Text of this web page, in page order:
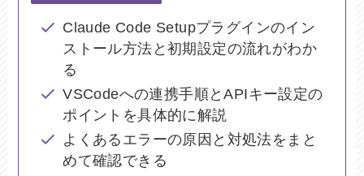
Claude Code Setupプラグインのイン
ストール方法と初期設定の流れがわか
る
VSCodeへの連携手順とAPIキー設定の
ポイントを具体的に解説
よくあるエラーの原因と対処法をまと
めて確認できる